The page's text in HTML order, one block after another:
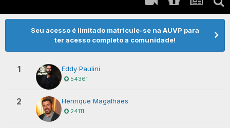
Seu acesso é limitado matricule-se na AUVP para
ter acesso completo a comunidade!
1 Eddy Paulini
54361
2 Henrique Magalhães
24111